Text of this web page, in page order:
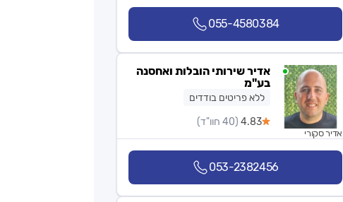
055-4580384
אדיר שירותי הובלות ואחסנה
בע"מ
ללא פריטים בודדים
4.83 (40 חוו"ד)
אדיר סקורי
053-2382456